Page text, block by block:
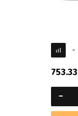
-
753.33